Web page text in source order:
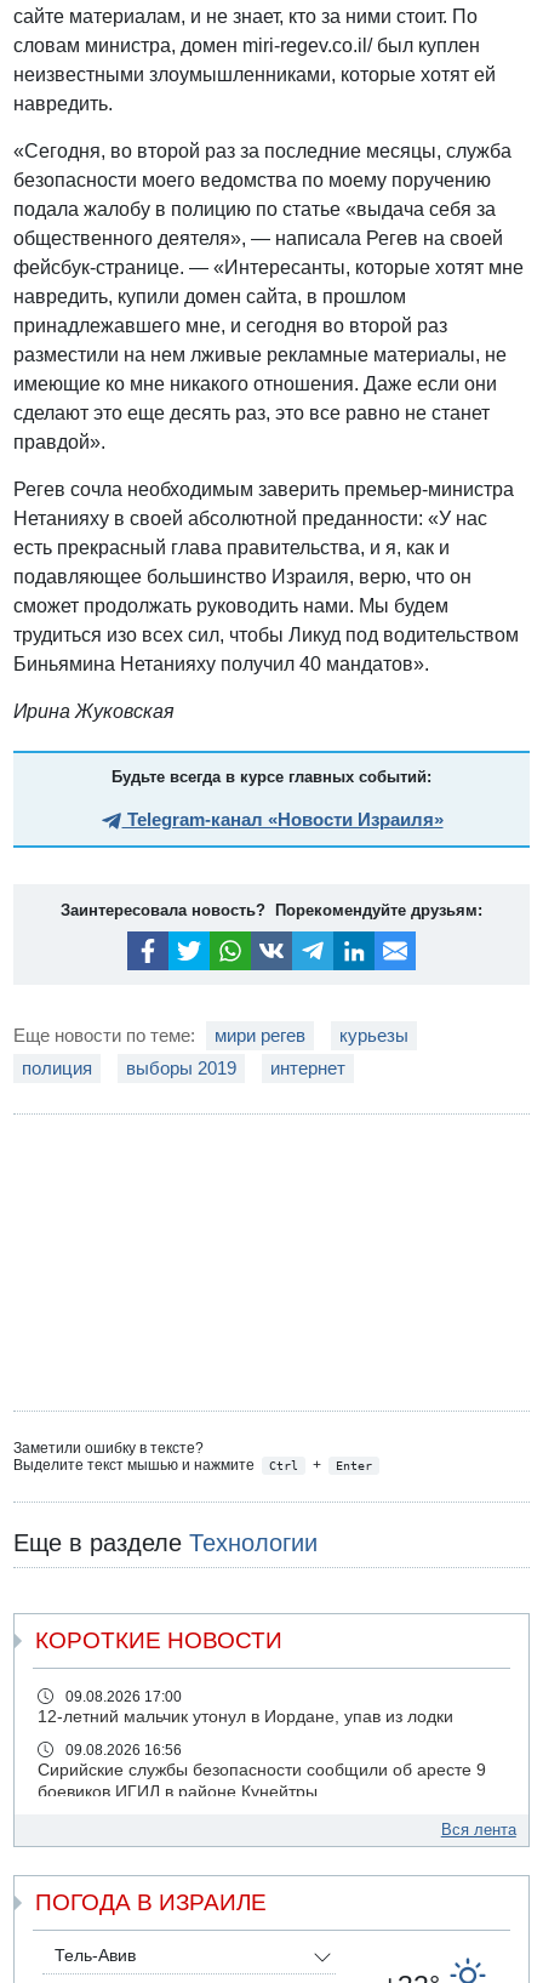
сайте материалам, и не знает, кто за ними стоит. По
словам министра, домен miri-regev.co.il/ был куплен
неизвестными злоумышленниками, которые хотят ей
навредить.
«Сегодня, во второй раз за последние месяцы, служба
безопасности моего ведомства по моему поручению
подала жалобу в полицию по статье «выдача себя за
общественного деятеля», — написала Регев на своей
фейсбук-странице. — «Интересанты, которые хотят мне
навредить, купили домен сайта, в прошлом
принадлежавшего мне, и сегодня во второй раз
разместили на нем лживые рекламные материалы, не
имеющие ко мне никакого отношения. Даже если они
сделают это еще десять раз, это все равно не станет
правдой».
Регев сочла необходимым заверить премьер-министра
Нетанияху в своей абсолютной преданности: «У нас
есть прекрасный глава правительства, и я, как и
подавляющее большинство Израиля, верю, что он
сможет продолжать руководить нами. Мы будем
трудиться изо всех сил, чтобы Ликуд под водительством
Биньямина Нетанияху получил 40 мандатов».
Ирина Жуковская
Будьте всегда в курсе главных событий:
Telegram-канал «Новости Израиля»
Заинтересовала новость? Порекомендуйте друзьям:
Еще новости по теме: мири регев
курьезы
полиция
выборы 2019 интернет
Заметили ошибку в тексте?
Выделите текст мышью и нажмите
Ctrl + Enter
Еще в разделеТехнологии
КОРОТКИЕ НОВОСТИ
09.08.2026 17:00
12-летний мальчик утонул в Иордане, упав из лодки
09.08.2026 16:56
Сирийские службы безопасности сообщили об аресте 9
боевиков ИГИЛ в районе Кунейтры
Прогноз погоды: с понедельника усиление жары в
09.08.2026 15:49
Хуситы сообщили об ударе дроном по саудовскому НПЗ
09.08.2026 14:43
Вся лента
ПОГОДА В ИЗРАИЛЕ
Тель-Авив